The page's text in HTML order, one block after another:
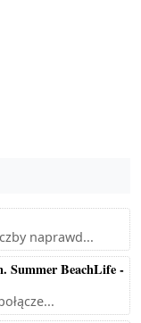
naprawd...
Summer BeachLife -